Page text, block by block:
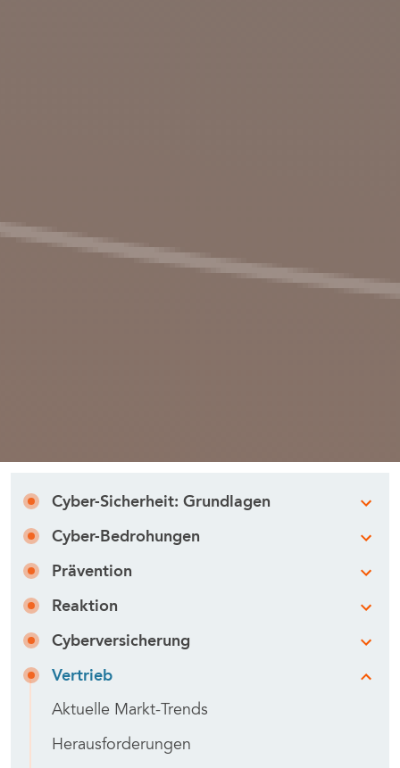
Cyber-Sicherheit: Grundlagen
Cyber-Bedrohungen
Prävention
Reaktion
Cyberversicherung
Vertrieb
Aktuelle Markt-Trends
Herausforderungen